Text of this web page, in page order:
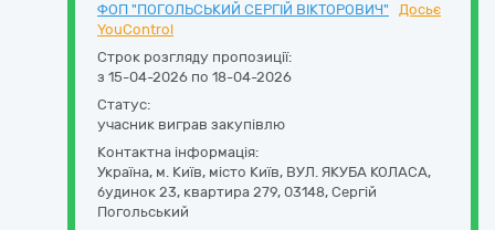
ФОП "ПОГОЛЬСЬКИЙ СЕРГІЙ ВІКТОРОВИЧ"
Досьє
YouControl
Строк розгляду пропозиції:
з 15-04-2026 по 18-04-2026
Статус:
учасник виграв закупівлю
Контактна інформація:
Україна, м. Київ, місто Київ, ВУЛ. ЯКУБА КОЛАСА,
будинок 23, квартира 279, 03148, Сергій
Погольський